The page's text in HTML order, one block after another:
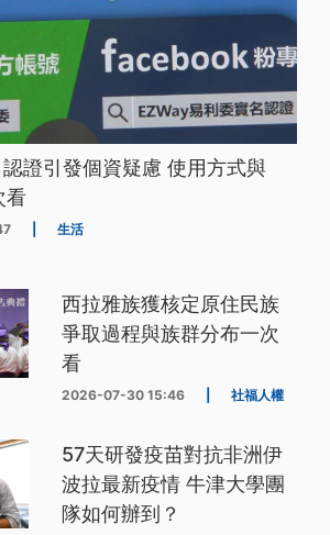
證引發個資疑慮 使用方式與
看
生活
西拉雅族獲核定原住民族
爭取過程與族群分布一次
看
2026-07-30 15:46 社福人權
57天研發疫苗對抗非洲伊
波拉最新疫情 牛津大學團
隊如何辦到？